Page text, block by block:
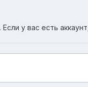
у вас есть аккаунт,